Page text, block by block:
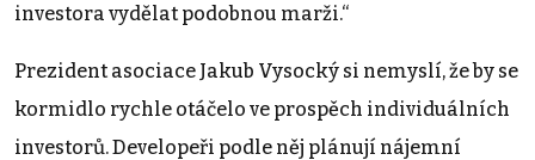
investora vydělat podobnou marži.“
Prezident asociace Jakub Vysocký si nemyslí, že by se
kormidlo rychle otáčelo ve prospěch individuálních
investorů. Developeři podle něj plánují nájemní